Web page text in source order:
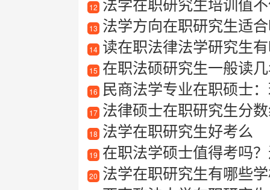
12
13 法学方向在职研究生适合
14 读在职法律法学研究生有哪
15 在职法硕研究生一般读
16 民商法学专业在职硕士
17 法律硕士在职研究生分
18 法学在职研究生好考么
19 在职法学硕士值得考吗
20 法学在职研究生有哪些